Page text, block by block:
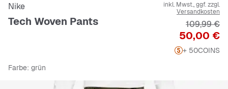
Nike
Tech Woven Pants
inkl. Mwst., ggf. zzgl.
Versandkosten
Preis
50,00 €
109,99 €
+ 50COINS
Farbe: grün